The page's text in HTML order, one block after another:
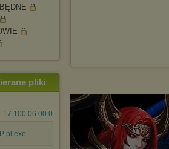
pliki
pl.exe